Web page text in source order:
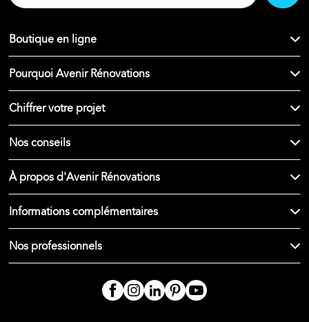
Boutique en ligne
Pourquoi Avenir Rénovations
Chiffrer votre projet
Nos conseils
À propos d'Avenir Rénovations
Informations complémentaires
Nos professionnels